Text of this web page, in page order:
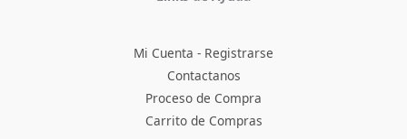
Mi Cuenta - Registrarse
Contactanos
Proceso de Compra
Carrito de Compras